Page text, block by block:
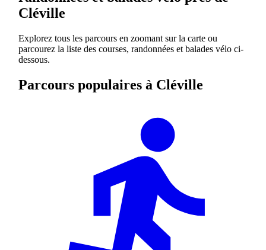
Cléville
Explorez tous les parcours en zoomant sur la carte ou
parcourez la liste des courses, randonnées et balades vélo ci-
dessous.
Parcours populaires à Cléville